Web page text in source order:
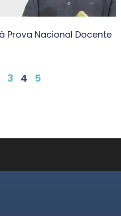
Prova Nacional Docente
3 4 5